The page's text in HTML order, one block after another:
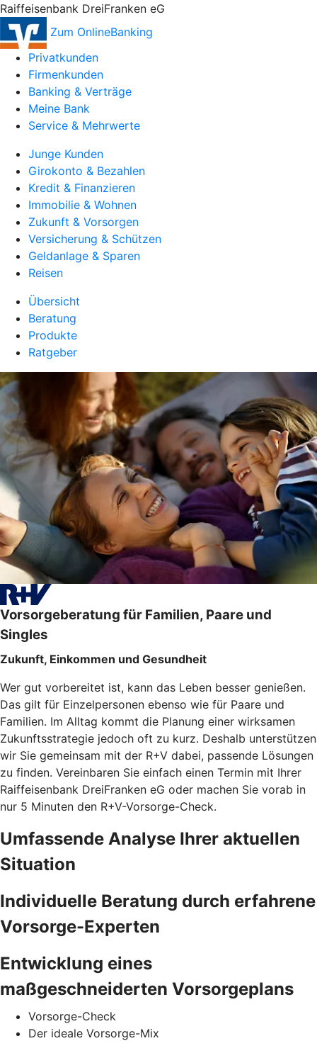
Raiffeisenbank DreiFranken eG
Zum OnlineBanking
Privatkunden
Firmenkunden
Banking & Verträge
Meine Bank
Service & Mehrwerte
Junge Kunden
Girokonto & Bezahlen
Kredit & Finanzieren
Immobilie & Wohnen
Zukunft & Vorsorgen
Versicherung & Schützen
Geldanlage & Sparen
Reisen
Übersicht
Beratung
Produkte
Ratgeber
Vorsorgeberatung für Familien, Paare und
Singles
Zukunft, Einkommen und Gesundheit
Wer gut vorbereitet ist, kann das Leben besser genießen.
Das gilt für Einzelpersonen ebenso wie für Paare und
Familien. Im Alltag kommt die Planung einer wirksamen
Zukunftsstrategie jedoch oft zu kurz. Deshalb unterstützen
wir Sie gemeinsam mit der R+V dabei, passende Lösungen
zu finden. Vereinbaren Sie einfach einen Termin mit Ihrer
Raiffeisenbank DreiFranken eG oder machen Sie vorab in
nur 5 Minuten den R+V-Vorsorge-Check.
Umfassende Analyse Ihrer aktuellen
Situation
Individuelle Beratung durch erfahrene
Vorsorge-Experten
Entwicklung eines
maßgeschneiderten Vorsorgeplans
Vorsorge-Check
Der ideale Vorsorge-Mix